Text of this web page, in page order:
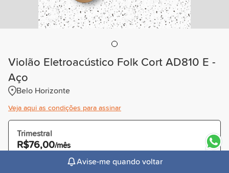
Violão Eletroacústico Folk Cort AD810 E -
Aço
Belo Horizonte
Veja aqui as condições para assinar
Trimestral
R$76,00/mês
Cobrado R$228,00 à vista ou parcelado
Avise-me quando voltar